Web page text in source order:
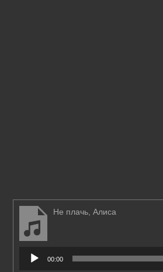
Не плачь, Алиса
Аудиоплеер
00:00